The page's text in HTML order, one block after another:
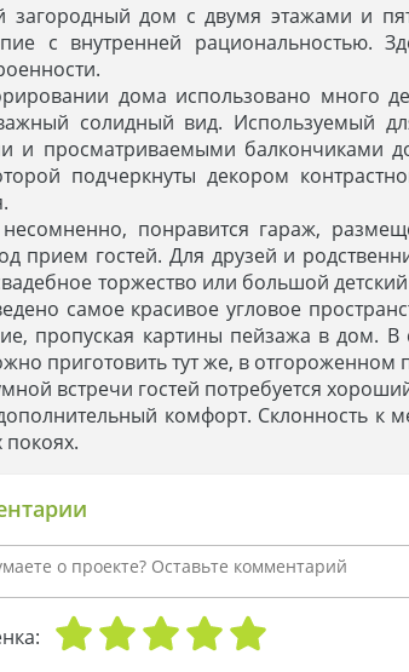
загородный дом с двумя этажами и
с внутренней рациональностью.
дома использовано много
солидный вид. Используемый
и просматриваемыми балкончиками
подчеркнуты декором
несомненно, понравится гараж,
прием гостей. Для друзей и
торжество или большой
самое красивое угловое
пропуская картины пейзажа в дом. В
приготовить тут же, в отгороженном
встречи гостей потребуется
комфорт. Склонность
покоях.